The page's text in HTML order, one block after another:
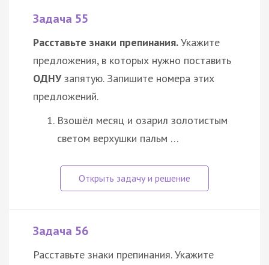
Задача 55
Расставьте знаки препинания.Укажите
предложения, в которых нужно поставить
ОДНУзапятую. Запишите номера этих
предложений.
Взошёл месяц и озарил золотистым
светом верхушки пальм …
Задача 56
Расставьте знаки препинания. Укажите